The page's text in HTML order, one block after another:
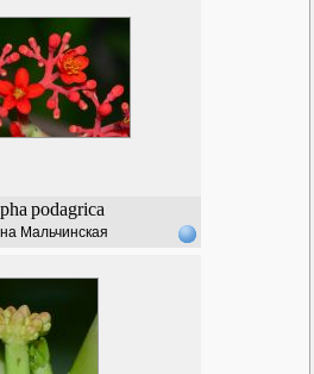
podagrica
Мальчинская